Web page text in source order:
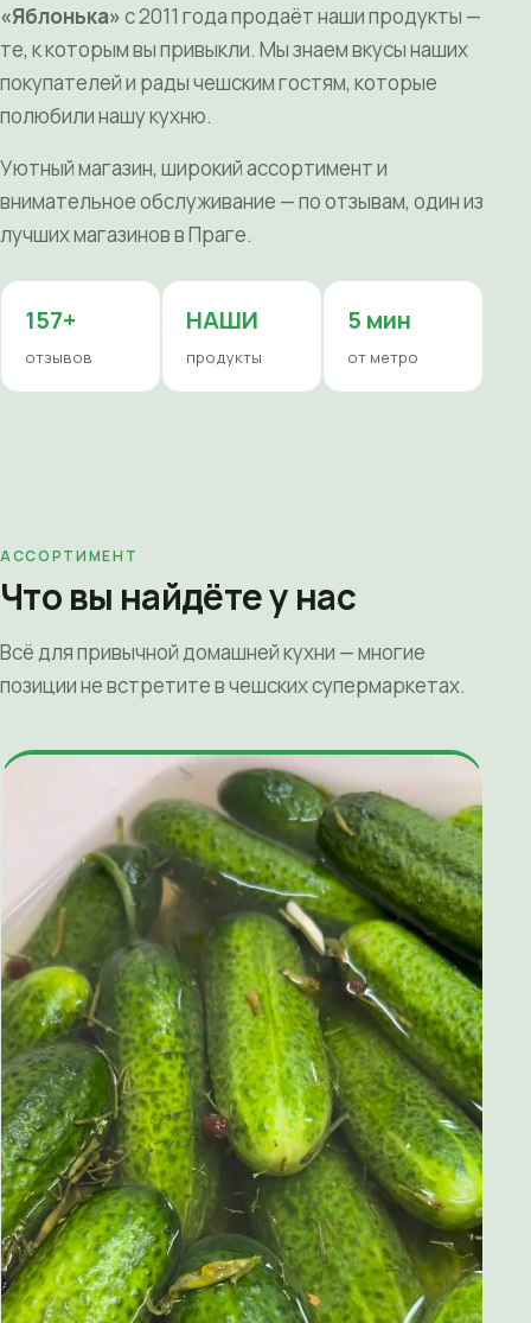
«Яблонька»с 2011 года продаёт наши продукты —
те, к которым вы привыкли. Мы знаем вкусы наших
покупателей и рады чешским гостям, которые
полюбили нашу кухню.
Уютный магазин, широкий ассортимент и
внимательное обслуживание — по отзывам, один из
лучших магазинов в Праге.
157+
отзывов
НАШИ
продукты
5 мин
от метро
АССОРТИМЕНТ
Что вы найдёте у нас
Всё для привычной домашней кухни — многие
позиции не встретите в чешских супермаркетах.